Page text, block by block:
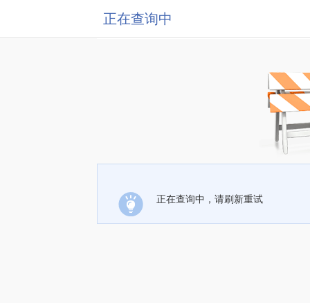
正在查询中
正在查询中，请刷新重试